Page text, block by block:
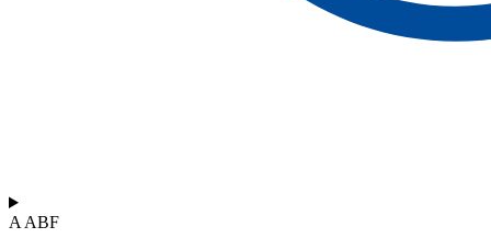
A ABF